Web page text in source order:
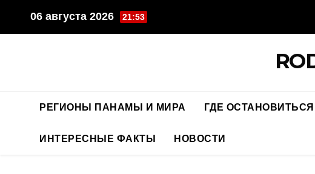
Перейти06 августа 2026 21:53
РЕГИОНЫ ПАНАМЫ И МИРА ГДЕ
ИНТЕРЕСНЫЕ ФАКТЫ НОВОСТИ